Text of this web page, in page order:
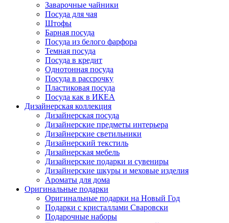
Заварочные чайники
Посуда для чая
Штофы
Барная посуда
Посуда из белого фарфора
Темная посуда
Посуда в кредит
Однотонная посуда
Посуда в рассрочку
Пластиковая посуда
Посуда как в ИКЕА
Дизайнерская коллекция
Дизайнерская посуда
Дизайнерские предметы интерьера
Дизайнерские светильники
Дизайнерский текстиль
Дизайнерская мебель
Дизайнерские подарки и сувениры
Дизайнерские шкуры и меховые изделия
Ароматы для дома
Оригинальные подарки
Оригинальные подарки на Новый Год
Подарки с кристаллами Сваровски
Подарочные наборы